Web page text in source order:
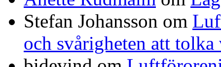
Stefan Johansson om
och svårigheten att tolka